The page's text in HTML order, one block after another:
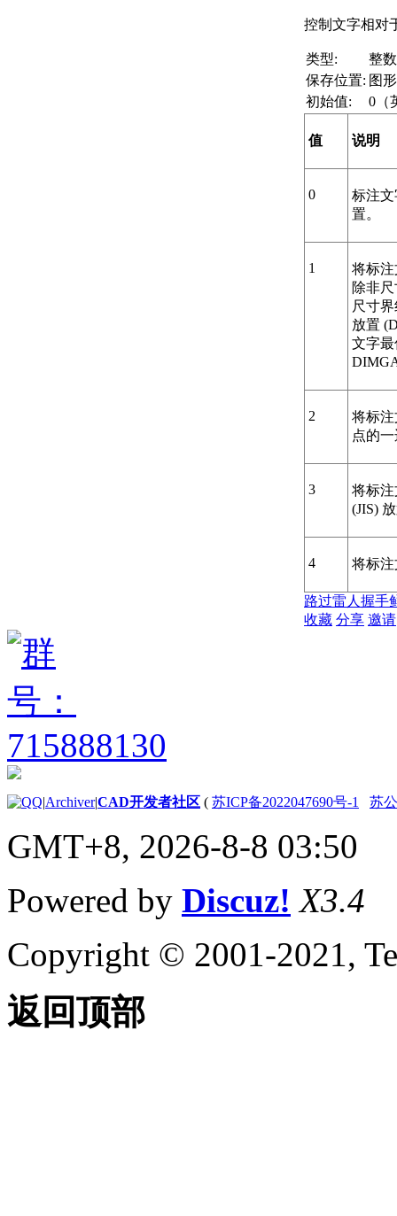
控制文字相对
类型:
整数
保存位置: 图形
初始值:
0（
值 说明
0
标注
置。
1
将标
除非
尺寸
放置
文字
2
将标
点的
3
将标
(JIS)
4 将标
路过雷人 握手
收藏 分享 邀请
|Archiver|CAD开发者社区 ( 苏ICP备2022047690号-1 苏
GMT+8, 2026-8-8 03:50
Powered by Discuz! X3.4
Copyright © 2001-2021,
返回顶部